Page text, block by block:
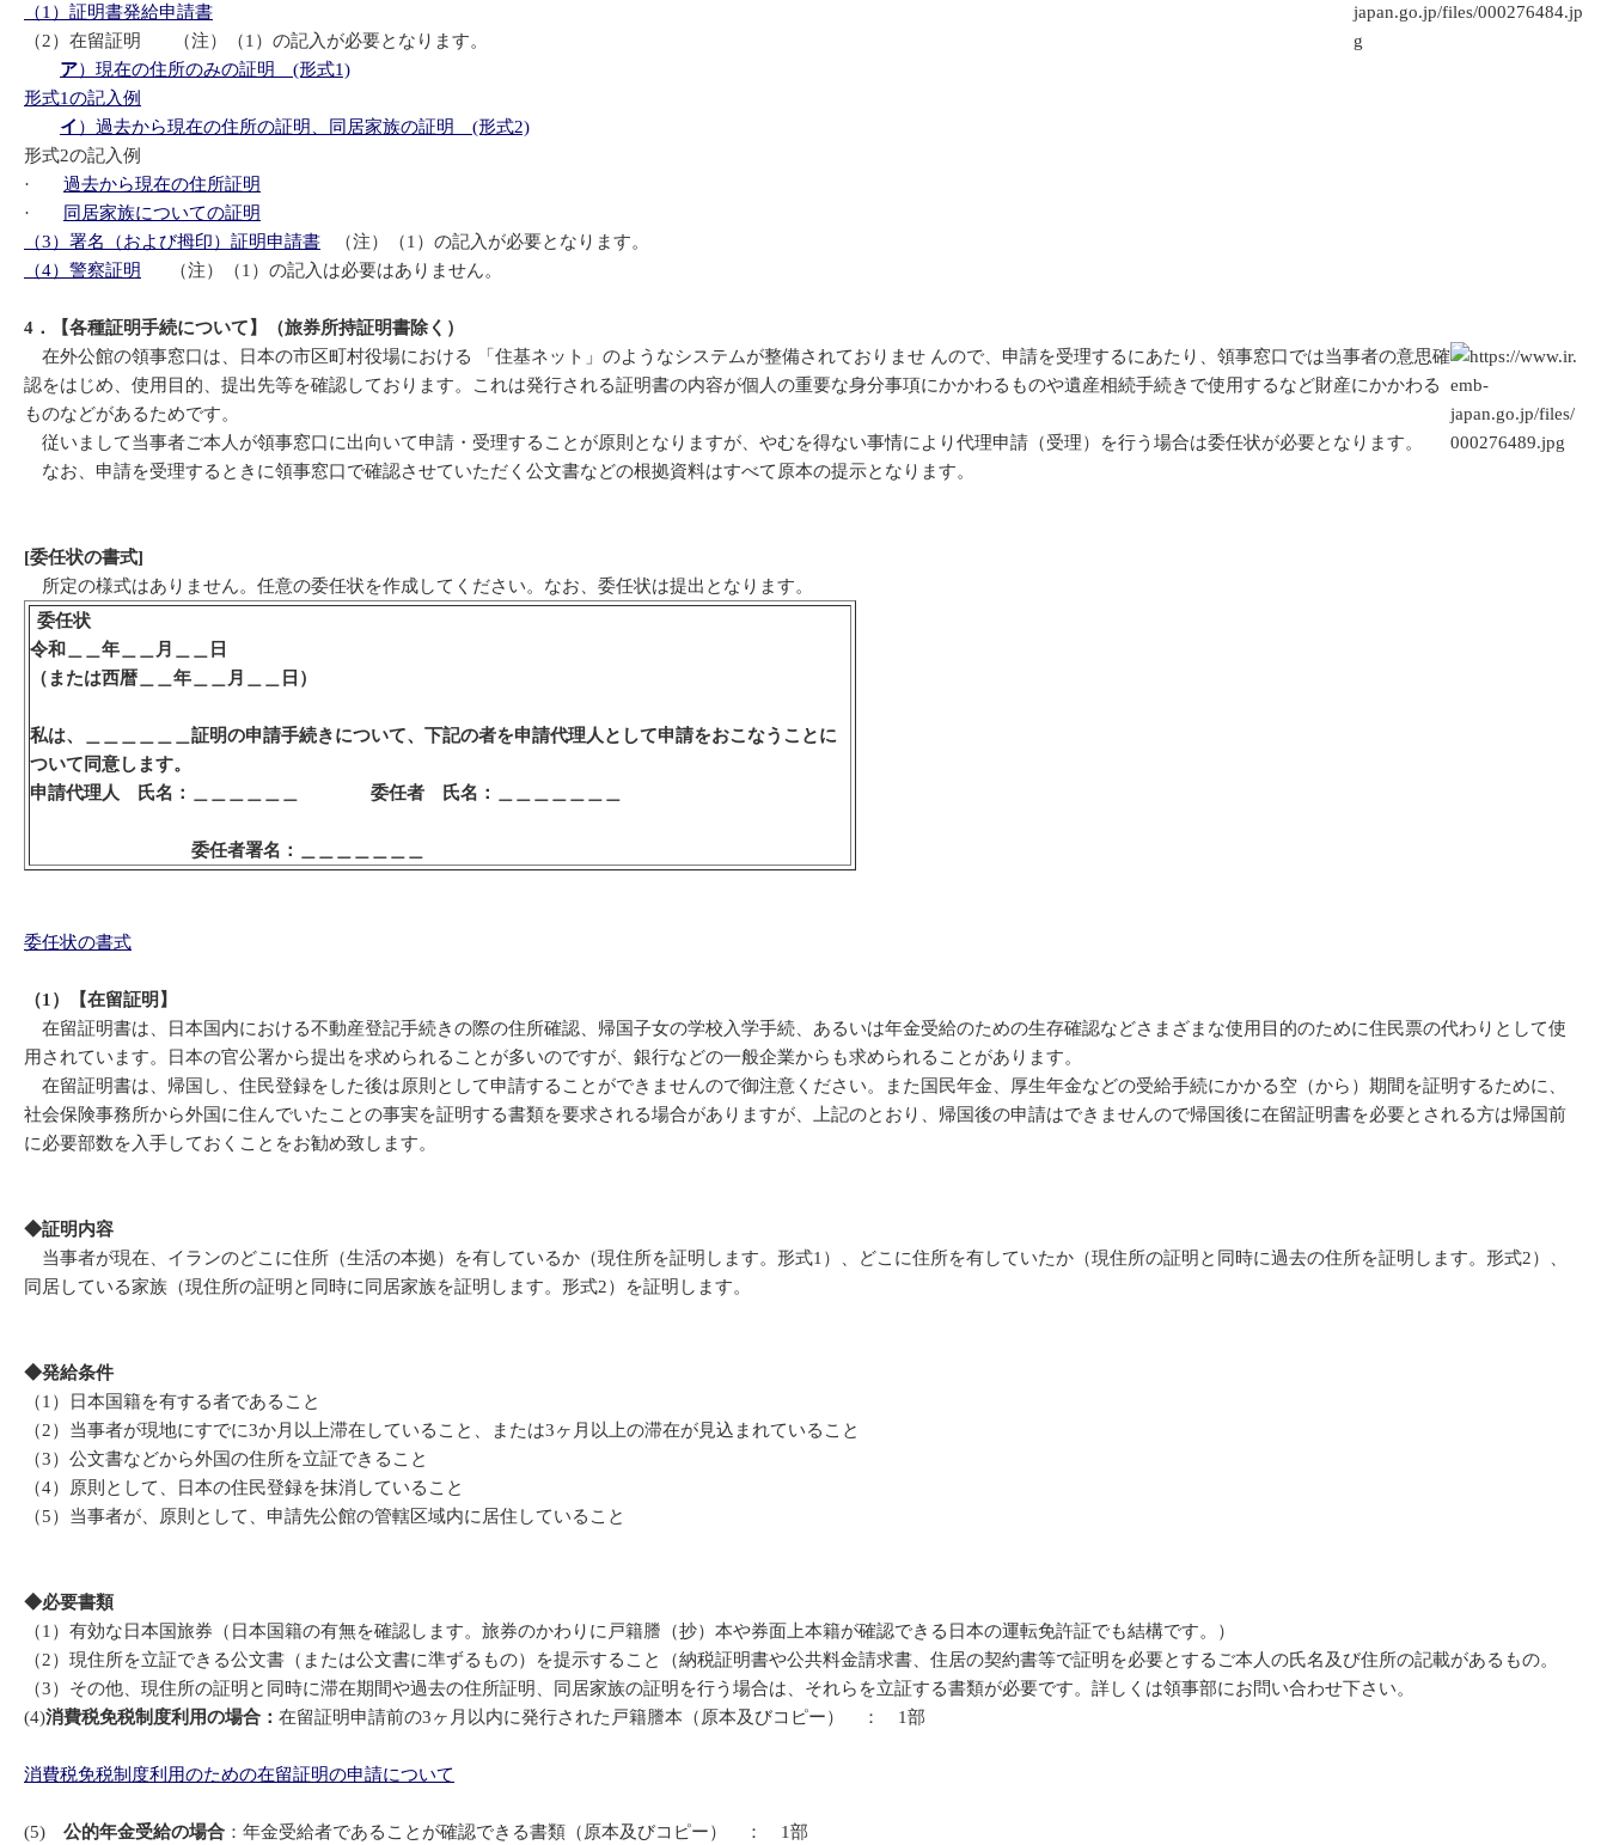
（1）証明書発給申請書
（2）在留証明 （注）（1）の記入が必要となります。
ア）現在の住所のみの証明 (形式1)
形式1の記入例
イ ）過去から現在の住所の証明、同居家族の証明 (形式2)
形式2の記入例
· 過去から現在の住所証明
·
同居家族についての証明
（3）署名（および拇印）証明申請書 （注）（1）の記入が必要となります。
（4）警察証明
（注）（1）の記入は必要はありません。
4 ．【各種証明手続について】（旅券所持証明書除く）
在外公館の領事窓口は、日本の市区町村役場における 「住基ネット」のようなシステムが整備されておりませ んので、申請を受理するにあたり、領事窓口では当事者の意思確
認をはじめ、使用目的、提出先等を確認しております。これは発行される証明書の内容が個人の重要な身分事項にかかわるものや遺産相続手続きで使用するなど財産にかかわる
ものなどがあるためです。
従いまして当事者ご本人が領事窓口に出向いて申請・受理することが原則となりますが、やむを得ない事情により代理申請（受理）を行う場合は委任状が必要となります。
なお、申請を受理するときに領事窓口で確認させていただく公文書などの根拠資料はすべて原本の提示となります。
[委任状の書式]
所定の様式はありません。任意の委任状を作成してください。なお、委任状は提出となります。
委任状
令和＿＿年＿＿月＿＿日
（または西暦＿＿年＿＿月＿＿日）
私は、＿＿＿＿＿＿証明の申請手続きについて、下記の者を申請代理人として申請をおこなうことに
ついて同意します。
申請代理人 氏名：＿＿＿＿＿＿ 委任者 氏名：＿＿＿＿＿＿＿
委任者署名：＿＿＿＿＿＿＿
委任状の書式
（1）【在留証明】
在留証明書は、日本国内における不動産登記手続きの際の住所確認、帰国子女の学校入学手続、あるいは年金受給のための生存確認などさまざまな使用目的のために住民票の代わりとして使
用されています。日本の官公署から提出を求められることが多いのですが、銀行などの一般企業からも求められることがあります。
在留証明書は、帰国し、住民登録をした後は原則として申請することができませんので御注意ください。また国民年金、厚生年金などの受給手続にかかる空（から）期間を証明するために、
社会保険事務所から外国に住んでいたことの事実を証明する書類を要求される場合がありますが、上記のとおり、帰国後の申請はできませんので帰国後に在留証明書を必要とされる方は帰国前
に必要部数を入手しておくことをお勧め致します。
◆証明内容
当事者が現在、イランのどこに住所（生活の本拠）を有しているか（現住所を証明します。形式1）、どこに住所を有していたか（現住所の証明と同時に過去の住所を証明します。形式2）、
同居している家族（現住所の証明と同時に同居家族を証明します。形式2）を証明します。
◆発給条件
（1）日本国籍を有する者であること
（2）当事者が現地にすでに3か月以上滞在していること、または3ヶ月以上の滞在が見込まれていること
（3）公文書などから外国の住所を立証できること
（4）原則として、日本の住民登録を抹消していること
（5）当事者が、原則として、申請先公館の管轄区域内に居住していること
◆必要書類
（1）有効な日本国旅券（日本国籍の有無を確認します。旅券のかわりに戸籍謄（抄）本や券面上本籍が確認できる日本の運転免許証でも結構です。）
（2）現住所を立証できる公文書（または公文書に準ずるもの）を提示すること（納税証明書や公共料金請求書、住居の契約書等で証明を必要とするご本人の氏名及び住所の記載があるもの。
（3）その他、現住所の証明と同時に滞在期間や過去の住所証明、同居家族の証明を行う場合は、それらを立証する書類が必要です。詳しくは領事部にお問い合わせ下さい。
(4)消費税免税制度利用の場合： 在留証明申請前の3ヶ月以内に発行された戸籍謄本（原本及びコピー） ： 1部
消費税免税制度利用のための在留証明の申請について
(5) 公的年金受給の場合 ：年金受給者であることが確認できる書類（原本及びコピー） ： 1部